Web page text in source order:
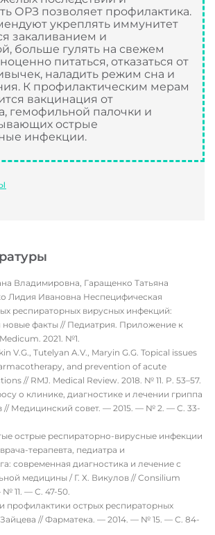
последствий и
ОРЗ позволяет профилактика.
укреплять иммунитет
закаливанием и
больше гулять на свежем
питаться, отказаться от
наладить режим сна и
К профилактическим мерам
вакцинация от
гемофильной палочки и
острые
инфекции.
Владимировна, Гаращенко Татьяна
Лидия Ивановна Неспецифическая
респираторных вирусных инфекций:
новые факты // Педиатрия. Приложение к
2021. №1.
V.G., Tutelyan A.V., Maryin G.G. Topical issues
and prevention of acute
// RMJ. Medical Review. 2018. № 11. P. 53–57.
о клинике, диагностике и лечении гриппа
Медицинский совет. — 2015. — № 2. — С. 33-
острые респираторно-вирусные инфекции
терапевта, педиатра и
современная диагностика и лечение с
медицины / Г. Х. Викулов // Consilium
11. — С. 47-50.
профилактики острых респираторных
// Фарматека. — 2014. — № 15. — С. 84-